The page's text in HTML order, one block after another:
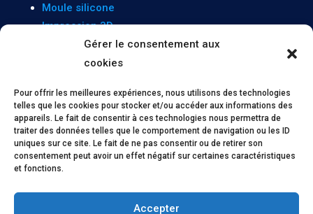
Gérer le consentement aux
cookies
Pour offrir les meilleures expériences, nous utilisons des technologies
telles que les cookies pour stocker et/ou accéder aux informations des
appareils. Le fait de consentir à ces technologies nous permettra de
traiter des données telles que le comportement de navigation ou les ID
uniques sur ce site. Le fait de ne pas consentir ou de retirer son
consentement peut avoir un effet négatif sur certaines caractéristiques
et fonctions.
Accepter
Moule silicone
Impression 3D
Moulage de moules alimentaires
Moulage d’Art
INFORMATIONS
Mentions légales